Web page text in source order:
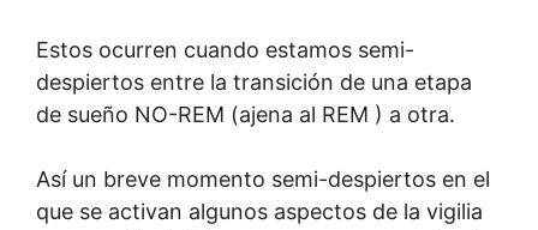
Estos ocurren cuando estamos semi-
despiertos entre la transición de una etapa
de sueño NO-REM (ajena al REM ) a otra.
Así un breve momento semi-despiertos en el
que se activan algunos aspectos de la vigilia